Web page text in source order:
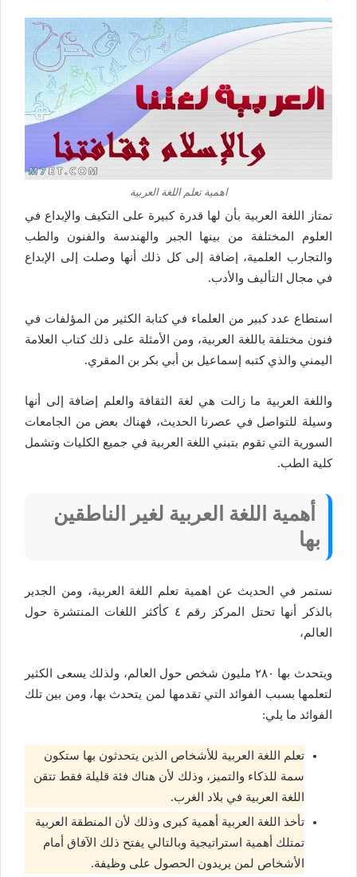
اهمية تعلم اللغة العربية
تمتاز اللغة العربية بأن لها قدرة كبيرة على التكيف والإبداع في
العلوم المختلفة من بينها الجبر والهندسة والفنون والطب
والتجارب العلمية، إضافة إلى كل ذلك أنها وصلت إلى الإبداع
في مجال التأليف والأدب.
استطاع عدد كبير من العلماء في كتابة الكثير من المؤلفات في
فنون مختلفة باللغة العربية، ومن الأمثلة على ذلك كتاب العلامة
اليمني والذي كتبه إسماعيل بن أبي بكر بن المقري.
واللغة العربية ما زالت هي لغة الثقافة والعلم إضافة إلى أنها
وسيلة للتواصل في عصرنا الحديث، فهناك بعض من الجامعات
السورية التي تقوم بتبني اللغة العربية في جميع الكليات وتشمل
كلية الطب.
أهمية اللغة العربية لغير الناطقين
بها
نستمر في الحديث عن اهمية تعلم اللغة العربية، ومن الجدير
بالذكر أنها تحتل المركز رقم ٤ كأكثر اللغات المنتشرة حول
العالم،
ويتحدث بها ٢٨٠ مليون شخص حول العالم، ولذلك يسعى الكثير
لتعلمها بسبب الفوائد التي تقدمها لمن يتحدث بها، ومن بين تلك
الفوائد ما يلي:
تعلم اللغة العربية للأشخاص الذين يتحدثون بها ستكون
سمة للذكاء والتميز، وذلك لأن هناك فئة قليلة فقط تتقن
اللغة العربية في بلاد الغرب.
تأخذ اللغة العربية أهمية كبرى وذلك لأن المنطقة العربية
تمتلك أهمية استراتيجية وبالتالي يفتح ذلك الآفاق أمام
الأشخاص لمن يريدون الحصول على وظيفة.